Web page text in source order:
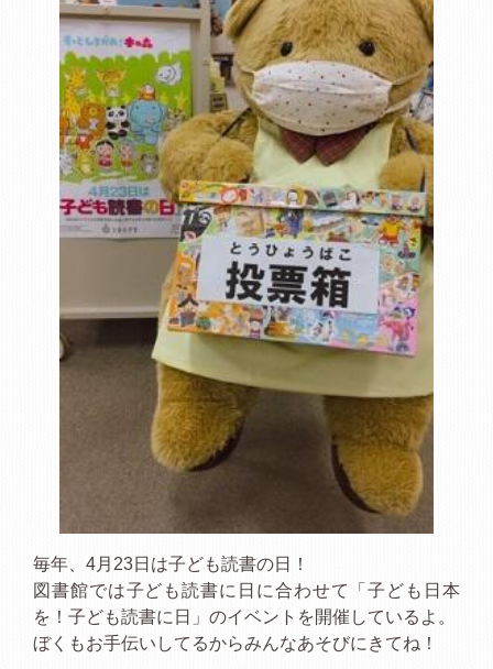
毎年、4月23日は子ども読書の日！
図書館では子ども読書に日に合わせて「子ども日本
を！子ども読書に日」のイベントを開催しているよ。
ぼくもお手伝いしてるからみんなあそびにきてね！